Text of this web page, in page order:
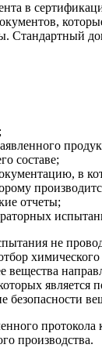
в
Стандартный
составе;
в
отчеты;
не
вещества
является
безопасности
производства.